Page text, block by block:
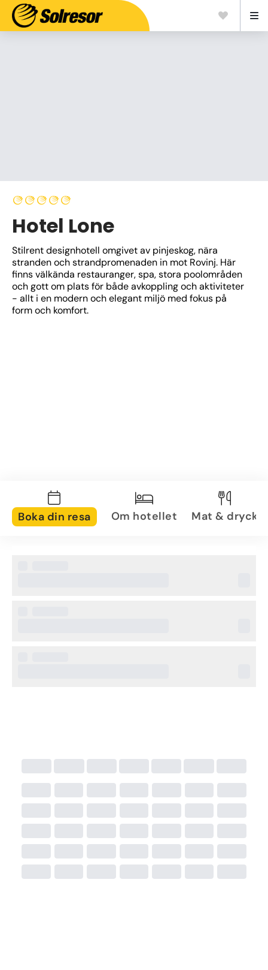
Hotel Lone
Stilrent designhotell omgivet av pinjeskog, nära
stranden och strandpromenaden in mot Rovinj. Här
finns välkända restauranger, spa, stora poolområden
och gott om plats för både avkoppling och aktiviteter
- allt i en modern och elegant miljö med fokus på
form och komfort.
Boka din resa Om hotellet Mat & dryck